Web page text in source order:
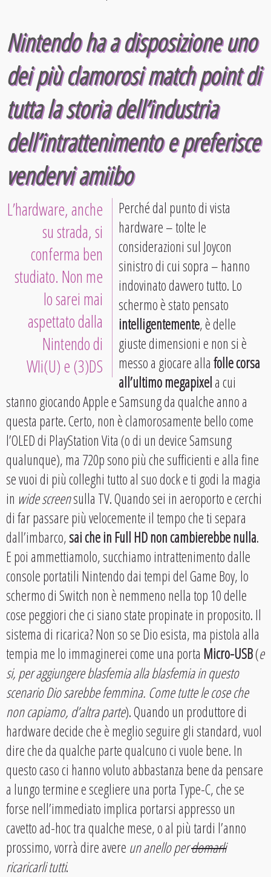
Nintendo ha a disposizioneuno
dei più clamorosi match point di
tutta la storiadell’industria
dell’intrattenimentoe preferisce
vendervi amiibo
L’hardware, anche
su strada, si
conferma ben
studiato. Non me
lo sarei mai
aspettato dalla
Nintendo di
WIi(U) e (3)DS
Perché dal punto di vista
hardware – tolte le
considerazioni sul Joycon
sinistro di cui sopra – hanno
indovinato davvero tutto. Lo
schermo è stato pensato
intelligentemente, è delle
giuste dimensioni e non si è
messo a giocare allafolle corsa
all’ultimo megapixela cui
stanno giocando Apple e Samsung da qualche anno a
questa parte. Certo, non è clamorosamente bello come
l’OLED di PlayStation Vita (o di un device Samsung
qualunque), ma 720p sono più che sufficienti e alla fine
se vuoi di più colleghi tutto al suo dock e ti godi la magia
in wide screensulla TV. Quando sei in aeroporto e cerchi
di far passare più velocemente il tempo che ti separa
dall’imbarco,sai che in Full HD non cambierebbe nulla.
E poi ammettiamolo, succhiamo intrattenimento dalle
console portatili Nintendo dai tempi del Game Boy, lo
schermo di Switch non è nemmeno nella top 10 delle
cose peggiori che ci siano state propinate in proposito. Il
sistema di ricarica? Non so se Dio esista, ma pistola alla
tempia me lo immaginerei come una porta Micro-USB(e
si, per aggiungere blasfemia alla blasfemia in questo
scenario Dio sarebbe femmina. Come tutte le cose che
non capiamo, d’altra parte). Quando un produttore di
hardware decide che è meglio seguire gli standard, vuol
dire che da qualche parte qualcuno ci vuole bene. In
questo caso ci hanno voluto abbastanza bene da pensare
a lungo termine e scegliere una porta Type-C, che se
forse nell’immediato implica portarsi appresso un
cavetto ad-hoc tra qualche mese, o al più tardi l’anno
prossimo, vorrà dire avere un anello perdomarli
ricaricarli tutti.